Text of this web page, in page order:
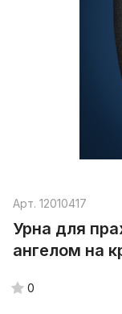
Арт. 12010417
Урна для
ангелом на
0